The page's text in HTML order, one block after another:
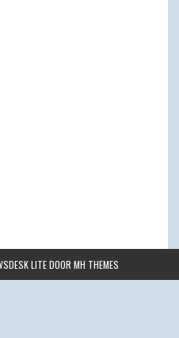
LITE DOORMH THEMES